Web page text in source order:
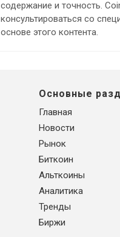
содержание и точность.
консультироваться со
основе этого контента.
Основные
Главная
Новости
Рынок
Биткоин
Альткоины
Аналитика
Тренды
Биржи